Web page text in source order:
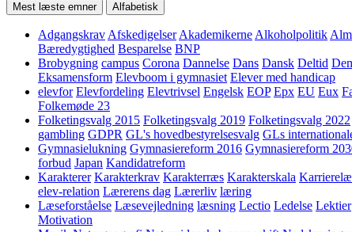
Mest læste emner Alfabetisk
Adgangskrav Afskedigelser Akademikerne Alkoholpolitik
Bæredygtighed Besparelse BNP
Brobygning campus Corona Dannelse Dans Dansk Deltid
Eksamensform Elevboom i gymnasiet Elever med handicap
elevfor Elevfordeling Elevtrivsel Engelsk EOP Epx EU Eux
Folkemøde 23
Folketingsvalg 2015 Folketingsvalg 2019 Folketingsvalg 2022
gambling GDPR GL's hovedbestyrelsesvalg GLs
Gymnasielukning Gymnasiereform 2016 Gymnasiereform
forbud Japan Kandidatreform
Karakterer Karakterkrav Karakterræs Karakterskala
elev-relation Lærerens dag Lærerliv læring
Læseforståelse Læsevejledning læsning Lectio Ledelse Lektier
Motivation